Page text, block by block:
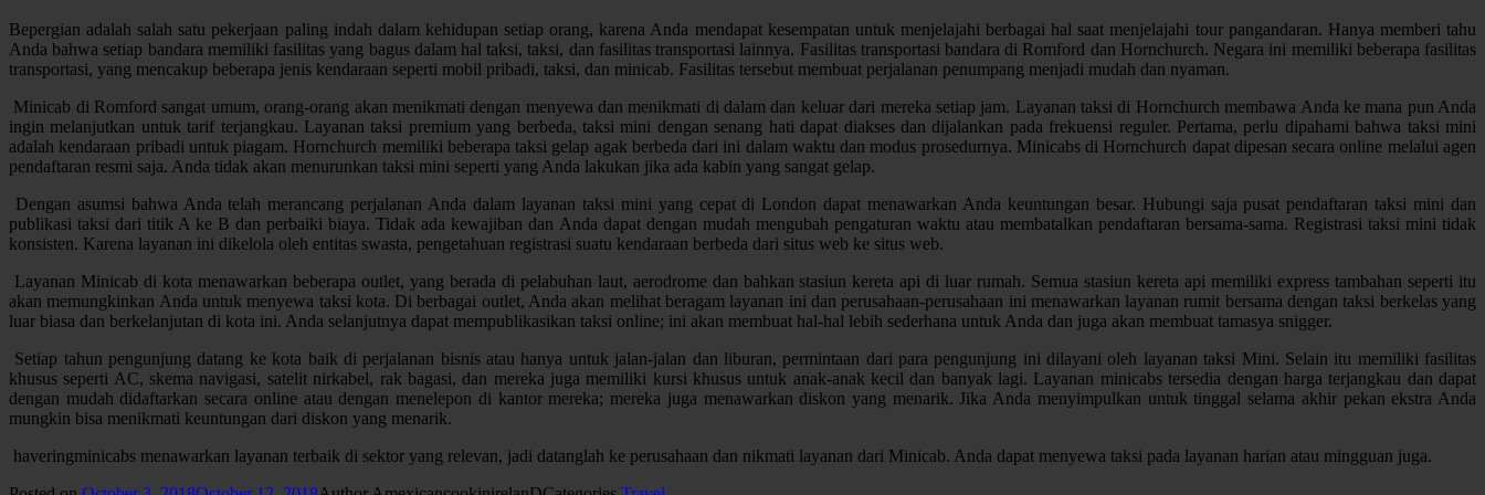
Bepergian adalah salah satu pekerjaan paling indah dalam kehidupan setiap orang, karena Anda mendapat kesempatan untuk menjelajahi berbagai hal saat menjelajahi tour pangandaran. Hanya memberi tahu
Anda bahwa setiap bandara memiliki fasilitas yang bagus dalam hal taksi, taksi, dan fasilitas transportasi lainnya. Fasilitas transportasi bandara di Romford dan Hornchurch. Negara ini memiliki beberapa fasilitas
transportasi, yang mencakup beberapa jenis kendaraan seperti mobil pribadi, taksi, dan minicab. Fasilitas tersebut membuat perjalanan penumpang menjadi mudah dan nyaman.
Minicab di Romford sangat umum, orang-orang akan menikmati dengan menyewa dan menikmati di dalam dan keluar dari mereka setiap jam. Layanan taksi di Hornchurch membawa Anda ke mana pun Anda
ingin melanjutkan untuk tarif terjangkau. Layanan taksi premium yang berbeda, taksi mini dengan senang hati dapat diakses dan dijalankan pada frekuensi reguler. Pertama, perlu dipahami bahwa taksi mini
adalah kendaraan pribadi untuk piagam. Hornchurch memiliki beberapa taksi gelap agak berbeda dari ini dalam waktu dan modus prosedurnya. Minicabs di Hornchurch dapat dipesan secara online melalui agen
pendaftaran resmi saja. Anda tidak akan menurunkan taksi mini seperti yang Anda lakukan jika ada kabin yang sangat gelap.
Dengan asumsi bahwa Anda telah merancang perjalanan Anda dalam layanan taksi mini yang cepat di London dapat menawarkan Anda keuntungan besar. Hubungi saja pusat pendaftaran taksi mini dan
publikasi taksi dari titik A ke B dan perbaiki biaya. Tidak ada kewajiban dan Anda dapat dengan mudah mengubah pengaturan waktu atau membatalkan pendaftaran bersama-sama. Registrasi taksi mini tidak
konsisten. Karena layanan ini dikelola oleh entitas swasta, pengetahuan registrasi suatu kendaraan berbeda dari situs web ke situs web.
Layanan Minicab di kota menawarkan beberapa outlet, yang berada di pelabuhan laut, aerodrome dan bahkan stasiun kereta api di luar rumah. Semua stasiun kereta api memiliki express tambahan seperti itu
akan memungkinkan Anda untuk menyewa taksi kota. Di berbagai outlet, Anda akan melihat beragam layanan ini dan perusahaan-perusahaan ini menawarkan layanan rumit bersama dengan taksi berkelas yang
luar biasa dan berkelanjutan di kota ini. Anda selanjutnya dapat mempublikasikan taksi online; ini akan membuat hal-hal lebih sederhana untuk Anda dan juga akan membuat tamasya snigger.
Setiap tahun pengunjung datang ke kota baik di perjalanan bisnis atau hanya untuk jalan-jalan dan liburan, permintaan dari para pengunjung ini dilayani oleh layanan taksi Mini. Selain itu memiliki fasilitas
khusus seperti AC, skema navigasi, satelit nirkabel, rak bagasi, dan mereka juga memiliki kursi khusus untuk anak-anak kecil dan banyak lagi. Layanan minicabs tersedia dengan harga terjangkau dan dapat
dengan mudah didaftarkan secara online atau dengan menelepon di kantor mereka; mereka juga menawarkan diskon yang menarik. Jika Anda menyimpulkan untuk tinggal selama akhir pekan ekstra Anda
mungkin bisa menikmati keuntungan dari diskon yang menarik.
haveringminicabs menawarkan layanan terbaik di sektor yang relevan, jadi datanglah ke perusahaan dan nikmati layanan dari Minicab. Anda dapat menyewa taksi pada layanan harian atau mingguan juga.